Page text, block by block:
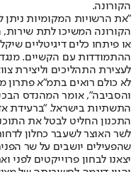
הקורונה.
"את הרשויות המקומיות
או פיתחו כלים דיגיטליים
ההתמודדות עם הקשיים. מנגד
לעצירת התהליכים וליצירת
והסביבה", אומר המהנדס
התשתיות בישראל. "ברעידת
התכנון החליט לבטל את
לשר האוצר לשעבר כחלון
שהפעילים יושבים על שר